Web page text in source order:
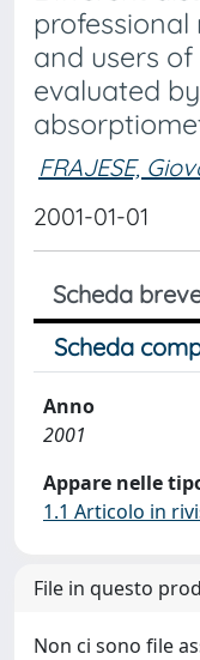
professional
and users
evaluated
FRAJESE,
2001-01-01
Scheda
Scheda
Anno
2001
Appare nelle
1.1 Articolo in
File in questo
Non ci sono file